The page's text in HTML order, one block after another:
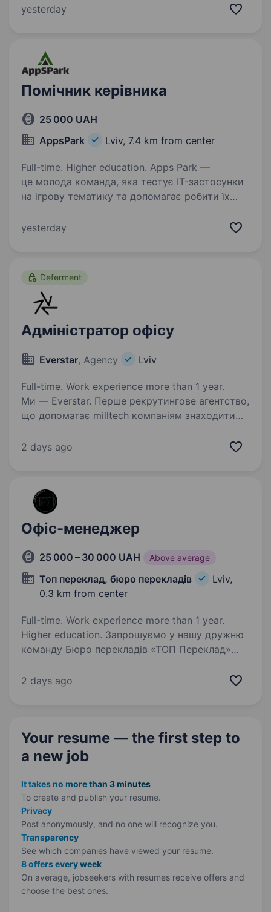
графік роботи: пн.-пт. з 10.00 — 19.00 год., Сб.-
yesterday
Помічник керівника
25 000 UAH
AppsPark
Lviv, 7.4 km from center
Full-time. Higher education. Apps Park —
це молода команда, яка тестує IT-застосунки
на ігрову тематику та допомагає робити їх
користувачів. Ми перевіряємо, як працюють
yesterday
Deferment
Адміністратор офісу
Everstar, Agency Lviv
Full-time. Work experience more than 1 year.
Ми — Everstar. Перше рекрутингове агентство,
що допомагає milltech компаніям знаходити
перемогу. Зараз ми у пошуках Офіс-
2 days ago
Офіс-менеджер
25 000 – 30 000 UAH Above average
Топ переклад, бюро перекладів
Lviv,
0.3 km from center
Full-time. Work experience more than 1 year.
Higher education. Запрошуємо у нашу дружню
команду Бюро перекладів «ТОП Переклад»
на посаду офіс — менеджера. Обов’язки:
2 days ago
Your resume — the first step to
a new job
It takes no more than 3 minutes
To create and publish your resume.
Privacy
Post anonymously, and no one will recognize you.
Transparency
See which companies have viewed your resume.
8 offers every week
On average, jobseekers with resumes receive offers and
choose the best ones.